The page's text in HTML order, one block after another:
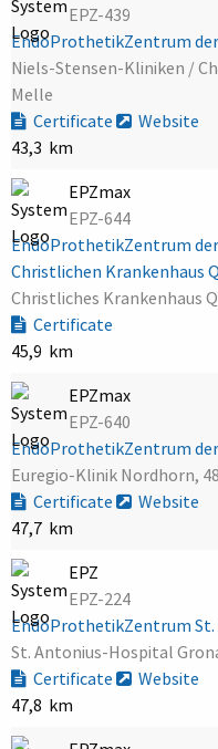
EPZ-439
EndoProthetikZentrum
Niels-Stensen-Kliniken /
Melle
Certificate
Website
43,3 km
EPZmax
EPZ-644
EndoProthetikZentrum
Christlichen Krankenhaus
Christliches Krankenhaus
Certificate
45,9 km
EPZmax
EPZ-640
EndoProthetikZentrum
Euregio-Klinik Nordhorn,
Certificate
Website
47,7 km
EPZ
EPZ-224
EndoProthetikZentrum
St. Antonius-Hospital
Certificate
Website
47,8 km